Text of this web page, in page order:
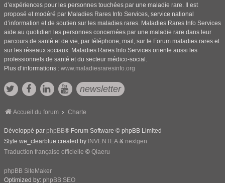
d’expériences pour les personnes touchées par une maladie rare. Il est
proposé et modéré par Maladies Rares Info Services, service national
d’information et de soutien sur les maladies rares. Maladies Rares Info Services
aide au quotidien les personnes concernées par une maladie rare dans leur
parcours de santé et de vie, par téléphone, mail, sur le Forum maladies rares et
sur les réseaux sociaux. Maladies Rares Info Services oriente aussi les
professionnels de santé et du secteur médico-social.
Plus d’informations : www.maladiesraresinfo.org
newsletter
Accueil du forum Charte
Développé par phpBB® Forum Software © phpBB Limited
Style we_clearblue created by INVENTEA & nextgen
Traduction française officielle © Qiaeru
phpBB SiteMaker
Optimized by: phpBB SEO